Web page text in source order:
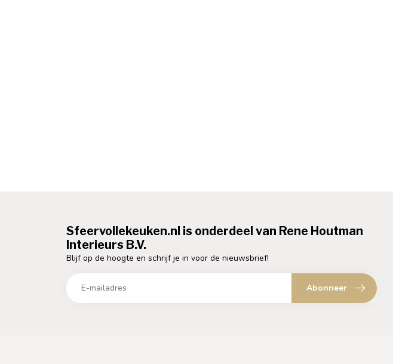
Sfeervollekeuken.nl is onderdeel van Rene Houtman
Interieurs B.V.
Blijf op de hoogte en schrijf je in voor de nieuwsbrief!
Abonneer